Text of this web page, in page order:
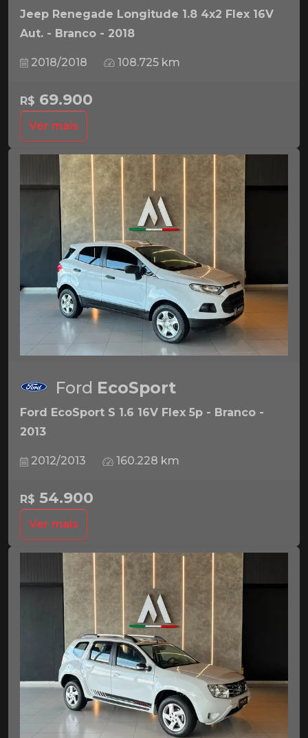
Jeep Renegade Longitude 1.8 4x2 Flex 16V
Aut. - Branco - 2018
2018/2018 108.725 km
R$ 69.900
Ver mais
Ford EcoSport
Ford EcoSport S 1.6 16V Flex 5p - Branco -
2013
2012/2013 160.228 km
R$ 54.900
Ver mais